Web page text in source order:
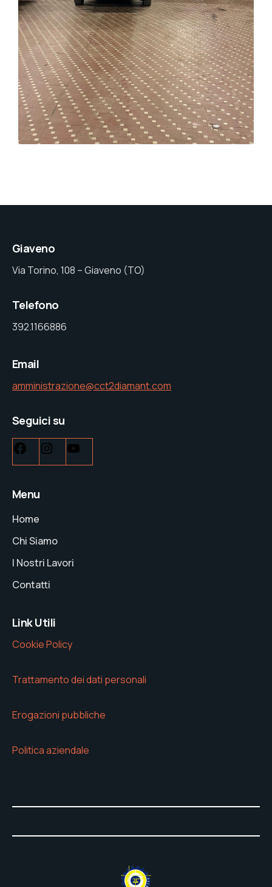
Giaveno
Via Torino, 108 – Giaveno (TO)
Telefono
392.1166886
Email
amministrazione@cct2diamant.com
Seguici su
Menu
Home
Chi Siamo
I Nostri Lavori
Contatti
Link Utili
Cookie Policy
Trattamento dei dati personali
Erogazioni pubbliche
Politica aziendale